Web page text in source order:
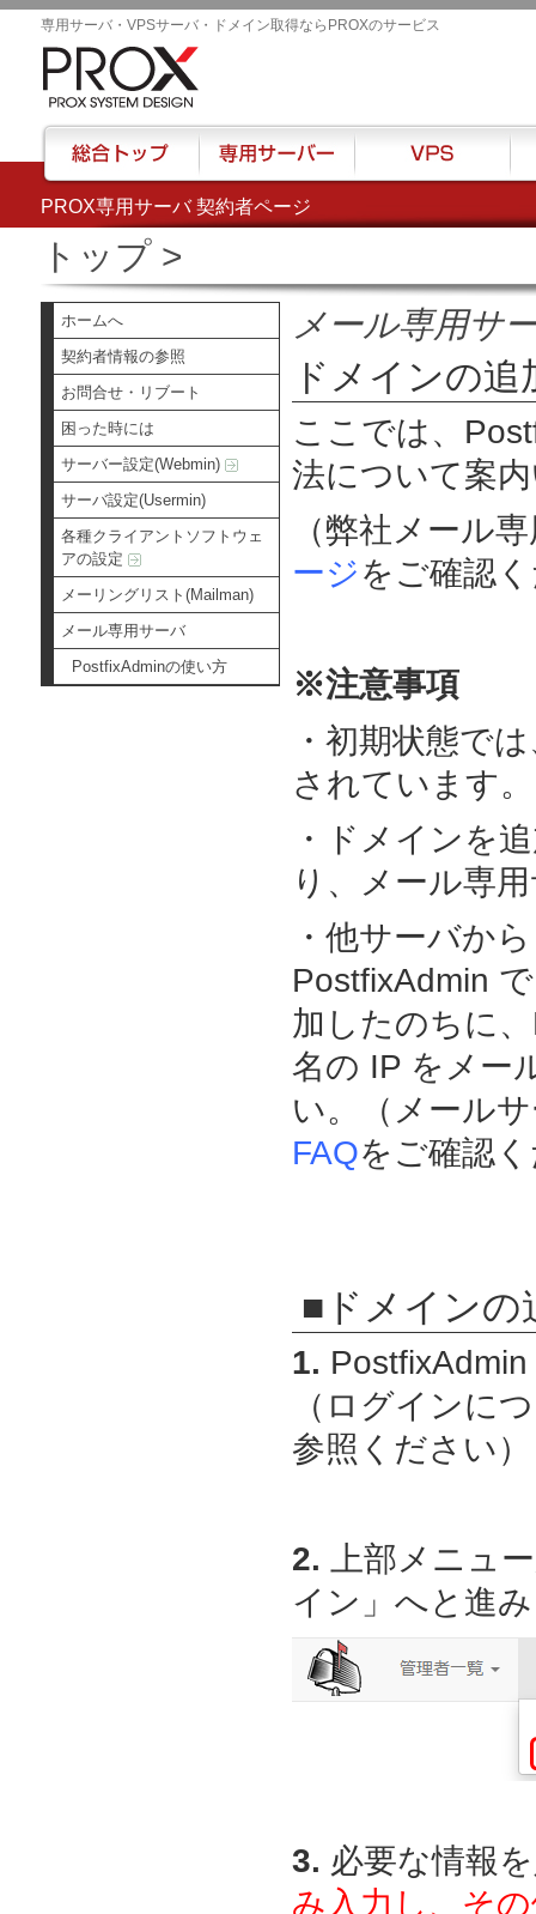
PROX専用サーバ 契約者ページ
専用サーバ・VPSサーバ・ドメイン取得ならPROXのサービス
トップ>
ホームへ
契約者情報の参照
お問合せ・リブート
困った時には
サーバー設定(Webmin)
サーバ設定(Usermin)
各種クライアントソフトウェ
アの設定
メーリングリスト(Mailman)
メール専用サーバ
PostfixAdminの使い方
メール専用サ
ドメインの
ここでは、
法について案
（弊社メール
ージをご確認
※注意事項
・初期状態で
されています。
・ドメインを
り、メール専
・他サーバか
PostfixAdmin
加したのちに
名の IP をメー
い。（メール
FAQをご確認
■ドメインの
1. PostfixAdmin
（ログインに
参照ください）
2. 上部メニュ
イン」へと進
3. 必要な情報
み入力し、そ
総合トップ 専用サーバー VPS ハ